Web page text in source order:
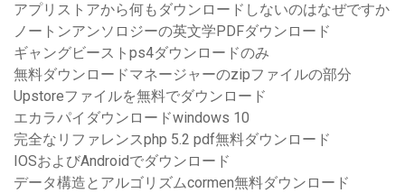
アプリストアから何もダウンロードしないのはなぜですか
ノートンアンソロジーの英文学PDFダウンロード
ギャングビーストps4ダウンロードのみ
無料ダウンロードマネージャーのzipファイルの部分
Upstoreファイルを無料でダウンロード
エカラパイダウンロードwindows 10
完全なリファレンスphp 5.2 pdf無料ダウンロード
IOSおよびAndroidでダウンロード
データ構造とアルゴリズムcormen無料ダウンロード